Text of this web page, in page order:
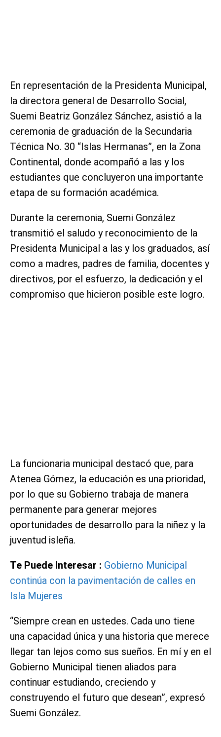
En representación de la Presidenta Municipal,
la directora general de Desarrollo Social,
Suemi Beatriz González Sánchez, asistió a la
ceremonia de graduación de la Secundaria
Técnica No. 30 “Islas Hermanas”, en la Zona
Continental, donde acompañó a las y los
estudiantes que concluyeron una importante
etapa de su formación académica.
Durante la ceremonia, Suemi González
transmitió el saludo y reconocimiento de la
Presidenta Municipal a las y los graduados, así
como a madres, padres de familia, docentes y
directivos, por el esfuerzo, la dedicación y el
compromiso que hicieron posible este logro.
La funcionaria municipal destacó que, para
Atenea Gómez, la educación es una prioridad,
por lo que su Gobierno trabaja de manera
permanente para generar mejores
oportunidades de desarrollo para la niñez y la
juventud isleña.
Te Puede Interesar : Gobierno Municipal
continúa con la pavimentación de calles en
Isla Mujeres
“Siempre crean en ustedes. Cada uno tiene
una capacidad única y una historia que merece
llegar tan lejos como sus sueños. En mí y en el
Gobierno Municipal tienen aliados para
continuar estudiando, creciendo y
construyendo el futuro que desean”, expresó
Suemi González.